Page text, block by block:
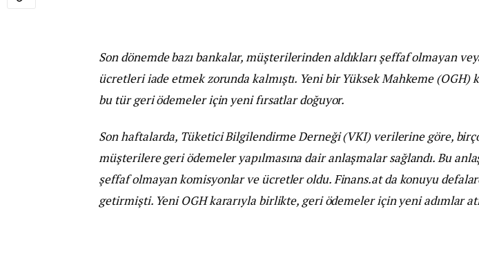
Son dönemde bazı bankalar, müşterilerinden aldıkları şeffaf olmayan
ücretleri iade etmek zorunda kalmıştı. Yeni bir Yüksek Mahkeme (OGH)
bu tür geri ödemeler için yeni fırsatlar doğuyor.
Son haftalarda, Tüketici Bilgilendirme Derneği (VKI) verilerine göre,
müşterilere geri ödemeler yapılmasına dair anlaşmalar sağlandı. Bu
şeffaf olmayan komisyonlar ve ücretler oldu. Finans.at da konuyu
getirmişti. Yeni OGH kararıyla birlikte, geri ödemeler için yeni adımlar